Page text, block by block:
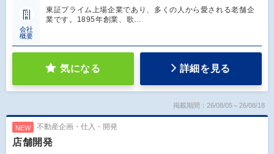
会社
概要
東証プライム上場企業であり、多くの人から愛される老舗企
業です。1895年創業、歌…
気になる 詳細を見る
掲載期間：26/08/05～26/08/18
NEW 不動産企画・仕入・開発
店舗開発